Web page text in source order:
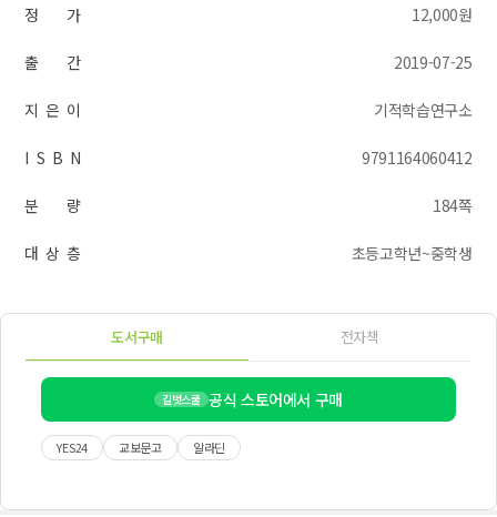
정 가 12,000원
출 간 2019-07-25
지 은 이 기적학습연구소
I S B N 9791164060412
분 량 184쪽
대 상 층 초등고학년~중학생
도서구매 전자책
길벗스쿨 공식 스토어에서 구매
YES24 교보문고 알라딘